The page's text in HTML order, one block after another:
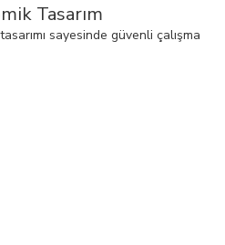
Tasarım
sayesinde güvenli çalışma